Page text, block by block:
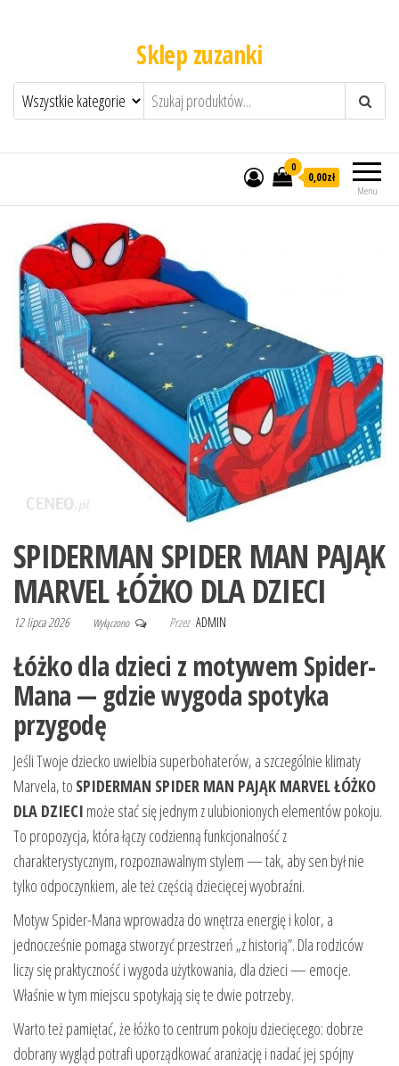
Sklep zuzanki
Menu
0
0,00zł
SPIDERMAN SPIDER MAN PAJĄK
MARVEL ŁÓŻKO DLA DZIECI
12 lipca 2026 Wyłączono Przez ADMIN
Łóżko dla dzieci z motywem Spider-
Mana — gdzie wygoda spotyka
przygodę
Jeśli Twoje dziecko uwielbia superbohaterów, a szczególnie klimaty
Marvela, to SPIDERMAN SPIDER MAN PAJĄK MARVEL ŁÓŻKO
DLA DZIECI może stać się jednym z ulubionionych elementów pokoju.
To propozycja, która łączy codzienną funkcjonalność z
charakterystycznym, rozpoznawalnym stylem — tak, aby sen był nie
tylko odpoczynkiem, ale też częścią dziecięcej wyobraźni.
Motyw Spider-Mana wprowadza do wnętrza energię i kolor, a
jednocześnie pomaga stworzyć przestrzeń „z historią”. Dla rodziców
liczy się praktyczność i wygoda użytkowania, dla dzieci — emocje.
Właśnie w tym miejscu spotykają się te dwie potrzeby.
Warto też pamiętać, że łóżko to centrum pokoju dziecięcego: dobrze
dobrany wygląd potrafi uporządkować aranżację i nadać jej spójny